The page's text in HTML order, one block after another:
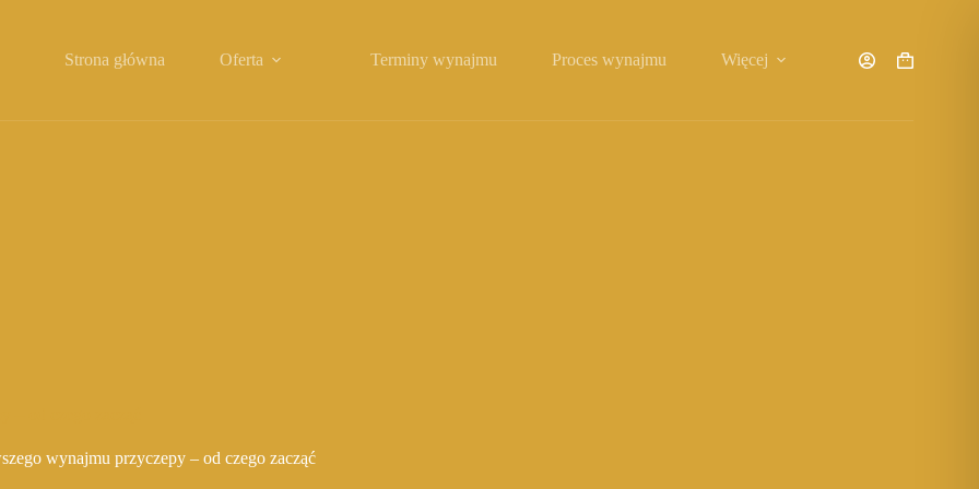
Strona główna Oferta Terminy wynajmu Proces wynajmu Więcej Koszyk
wynajmu przyczepy – od czego zacząć